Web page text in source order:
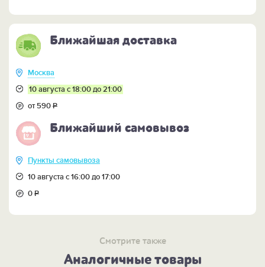
Ближайшая доставка
Москва
10 августа с 18:00 до 21:00
от 590Р
Ближайший самовывоз
Пункты самовывоза
10 августа с 16:00 до 17:00
0Р
Смотрите также
Аналогичные товары